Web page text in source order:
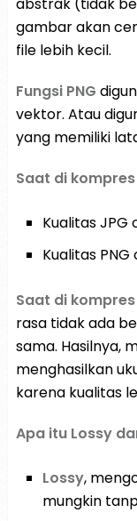
gambar akan
file lebih kecil.
Fungsi PNG
vektor. Atau
yang memiliki
Saat di
Kualitas
Kualitas
Saat di
rasa tidak ada
sama. Hasilnya,
menghasilkan
karena kualitas
Apa itu Lossy
Lossy,
mungkin